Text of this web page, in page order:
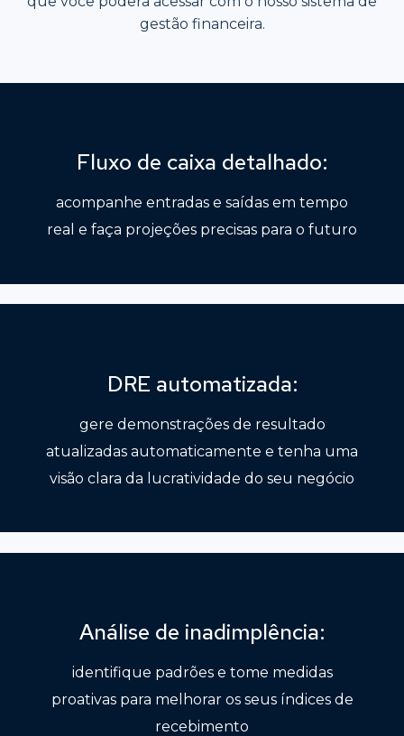
gestão financeira.
Fluxo de caixa detalhado:
acompanhe entradas e saídas em tempo
real e faça projeções precisas para o futuro
DRE automatizada:
gere demonstrações de resultado
atualizadas automaticamente e tenha uma
visão clara da lucratividade do seu negócio
Análise de inadimplência:
identifique padrões e tome medidas
proativas para melhorar os seus índices de
recebimento